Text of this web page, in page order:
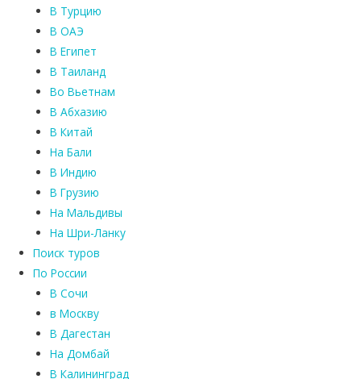
В Турцию
В ОАЭ
В Египет
В Таиланд
Во Вьетнам
В Абхазию
В Китай
На Бали
В Индию
В Грузию
На Мальдивы
На Шри-Ланку
Поиск туров
По России
В Сочи
в Москву
В Дагестан
На Домбай
В Калининград